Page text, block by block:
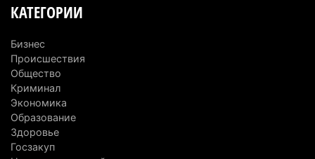
стоматологии: в Алматинской области вынесли
приговор
3 августа 2026 г. 10:17
Конная прогулка на Кольсае закончилась
вызовом спасателей
3 августа 2026 г. 09:09
КАТЕГОРИИ
Бизнес
Происшествия
Общество
Криминал
Экономика
Образование
Здоровье
Госзакуп